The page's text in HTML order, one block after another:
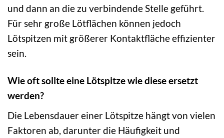
und dann an die zu verbindende Stelle geführt.
Für sehr große Lötflächen können jedoch
Lötspitzen mit größerer Kontaktfläche effizienter
sein.
Wie oft sollte eine Lötspitze wie diese ersetzt
werden?
Die Lebensdauer einer Lötspitze hängt von vielen
Faktoren ab, darunter die Häufigkeit und